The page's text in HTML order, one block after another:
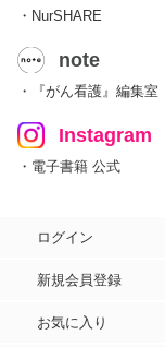
・NurSHARE
note
・『がん看護』編集室
Instagram
・電子書籍 公式
ログイン
新規会員登録
お気に入り